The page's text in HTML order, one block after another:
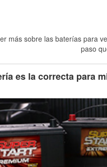
más sobre las baterías para
paso
es la correcta para